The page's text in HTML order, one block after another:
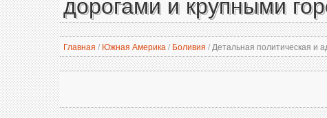
дорогами и крупными
Главная / Южная Америка / Боливия /Детальная политическая и